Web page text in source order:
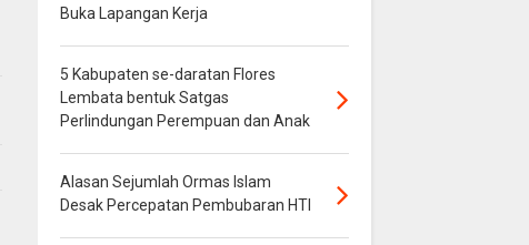
Buka Lapangan Kerja
5 Kabupaten se-daratan Flores
Lembata bentuk Satgas
Perlindungan Perempuan dan Anak
Alasan Sejumlah Ormas Islam
Desak Percepatan Pembubaran HTI